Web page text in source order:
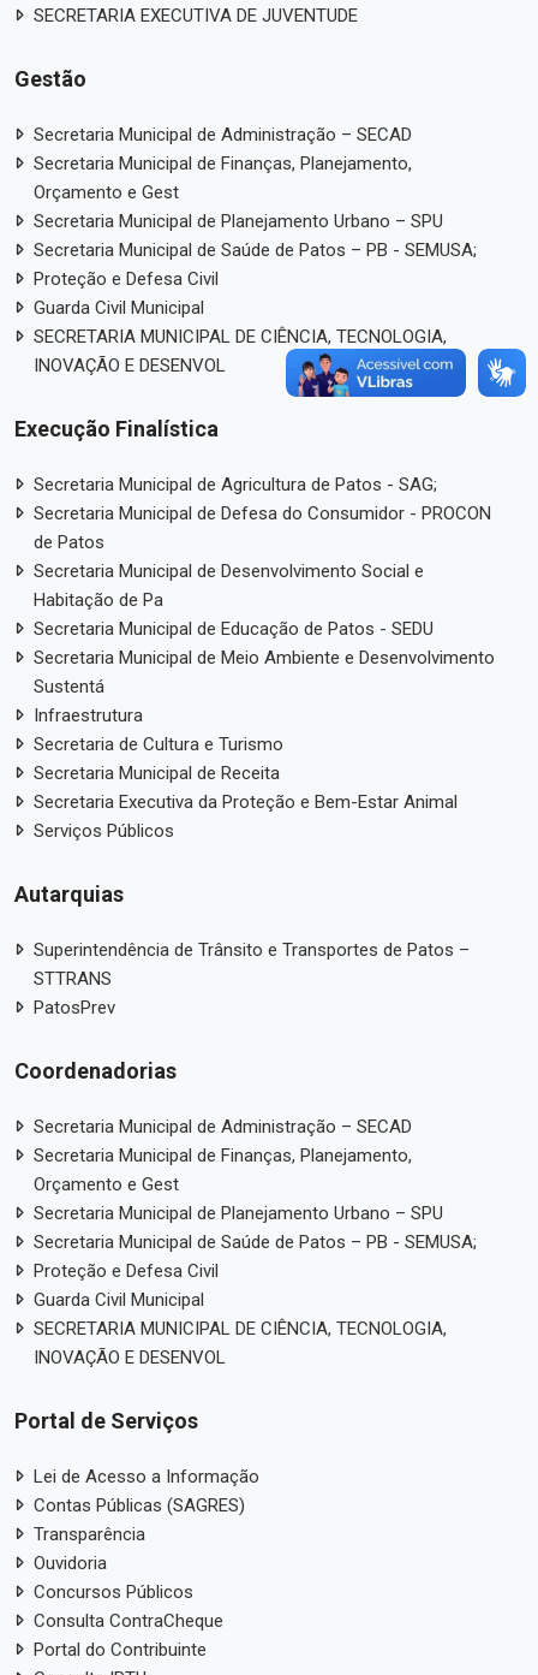
SECRETARIA EXECUTIVA DE JUVENTUDE
Gestão
Secretaria Municipal de Administração – SECAD
Secretaria Municipal de Finanças, Planejamento,
Orçamento e Gest
Secretaria Municipal de Planejamento Urbano – SPU
Secretaria Municipal de Saúde de Patos – PB - SEMUSA;
Proteção e Defesa Civil
Guarda Civil Municipal
SECRETARIA MUNICIPAL DE CIÊNCIA, TECNOLOGIA,
INOVAÇÃO E DESENVOL
Execução Finalística
Secretaria Municipal de Agricultura de Patos - SAG;
Secretaria Municipal de Defesa do Consumidor - PROCON
de Patos
Secretaria Municipal de Desenvolvimento Social e
Habitação de Pa
Secretaria Municipal de Educação de Patos - SEDU
Secretaria Municipal de Meio Ambiente e Desenvolvimento
Sustentá
Infraestrutura
Secretaria de Cultura e Turismo
Secretaria Municipal de Receita
Secretaria Executiva da Proteção e Bem-Estar Animal
Serviços Públicos
Autarquias
Superintendência de Trânsito e Transportes de Patos –
STTRANS
PatosPrev
Coordenadorias
Secretaria Municipal de Administração – SECAD
Secretaria Municipal de Finanças, Planejamento,
Orçamento e Gest
Secretaria Municipal de Planejamento Urbano – SPU
Secretaria Municipal de Saúde de Patos – PB - SEMUSA;
Proteção e Defesa Civil
Guarda Civil Municipal
SECRETARIA MUNICIPAL DE CIÊNCIA, TECNOLOGIA,
INOVAÇÃO E DESENVOL
Portal de Serviços
Lei de Acesso a Informação
Contas Públicas (SAGRES)
Transparência
Ouvidoria
Concursos Públicos
Consulta ContraCheque
Portal do Contribuinte